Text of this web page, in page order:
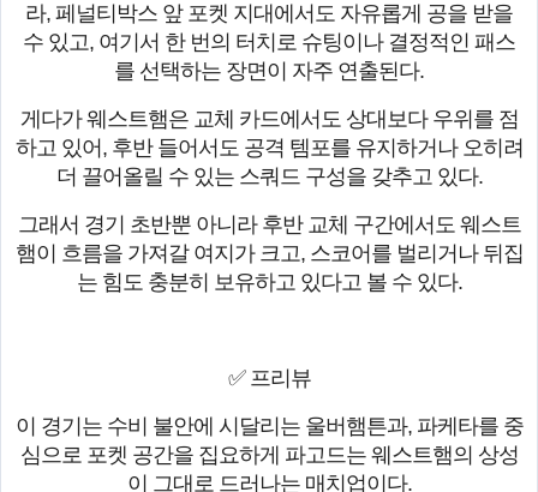
라, 페널티박스 앞 포켓 지대에서도 자유롭게 공을 받을
수 있고, 여기서 한 번의 터치로 슈팅이나 결정적인 패스
를 선택하는 장면이 자주 연출된다.
게다가 웨스트햄은 교체 카드에서도 상대보다 우위를 점
하고 있어, 후반 들어서도 공격 템포를 유지하거나 오히려
더 끌어올릴 수 있는 스쿼드 구성을 갖추고 있다.
그래서 경기 초반뿐 아니라 후반 교체 구간에서도 웨스트
햄이 흐름을 가져갈 여지가 크고, 스코어를 벌리거나 뒤집
는 힘도 충분히 보유하고 있다고 볼 수 있다.
✅ 프리뷰
이 경기는 수비 불안에 시달리는 울버햄튼과, 파케타를 중
심으로 포켓 공간을 집요하게 파고드는 웨스트햄의 상성
이 그대로 드러나는 매치업이다.